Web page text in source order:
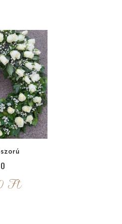
Ft